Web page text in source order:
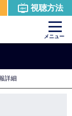
視聴方法
メニュー
詳細